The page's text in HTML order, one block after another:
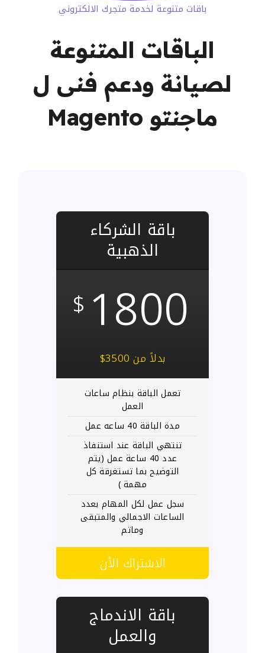
باقات متنوعة لخدمة متجرك الالكتروني
الباقات المتنوعة
لصيانة ودعم فنى ل
ماجنتو Magento
باقة الشركاء
الذهبية
$ 1800
بدلاً من 3500$
تعمل الباقة بنظام ساعات
العمل
مدة الباقة 40 ساعه عمل
تنتهي الباقة عند استنفاذ
عدد 40 ساعة عمل (يتم
التوضيح بما تستغرقة كل
مهمة )
سجل عمل لكل المهام بعدد
الساعات الاجمالي والمتبقى
وماتم
الاشتراك الأن
باقة الاندماج
والعمل